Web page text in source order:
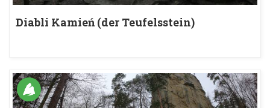
Diabli Kamień (der Teufelsstein)